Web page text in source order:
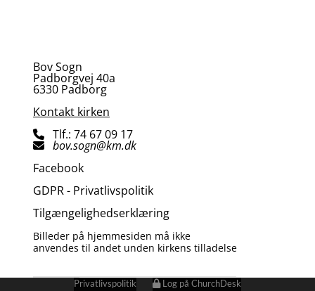
Bov Sogn
Padborgvej 40a
6330 Padborg
Kontakt kirken
 Tlf.: 74 67 09 17

bov.sogn@km.dk
Facebook
GDPR - Privatlivspolitik
Tilgængelighedserklæring
Billeder på hjemmesiden må ikke
anvendes til andet unden kirkens tilladelse
Privatlivspolitik Log på ChurchDesk